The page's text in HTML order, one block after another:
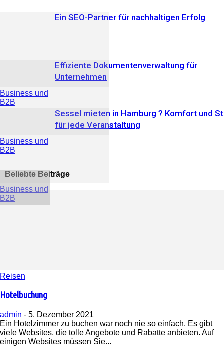
Business und
B2B
Ein SEO-Partner für nachhaltigen Erfolg
Business und
B2B
Effiziente Dokumentenverwaltung für
Unternehmen
Business und
B2B
Sessel mieten in Hamburg ? Komfort und
für jede Veranstaltung
Beliebte Beiträge
Reisen
Hotelbuchung
admin - 5. Dezember 2021
Ein Hotelzimmer zu buchen war noch nie so einfach. Es gibt
viele Websites, die tolle Angebote und Rabatte anbieten. Auf
einigen Websites müssen Sie...